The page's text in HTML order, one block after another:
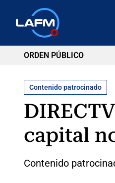
ORDEN PÚBLICO
Contenido patrocinado
capital
Contenido